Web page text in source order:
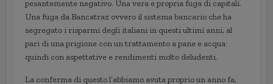
pesantemente negativo. Una vera e propria fuga di capitali.
Una fuga da Bancatraz ovvero il sistema bancario che ha
segregato i risparmi degli italiani in questi ultimi anni, al
pari di una prigione con un trattamento a pane e acqua:
quindi con aspettative e rendimenti molto deludenti.
La conferma di questo l’abbiamo avuta proprio un anno fa,